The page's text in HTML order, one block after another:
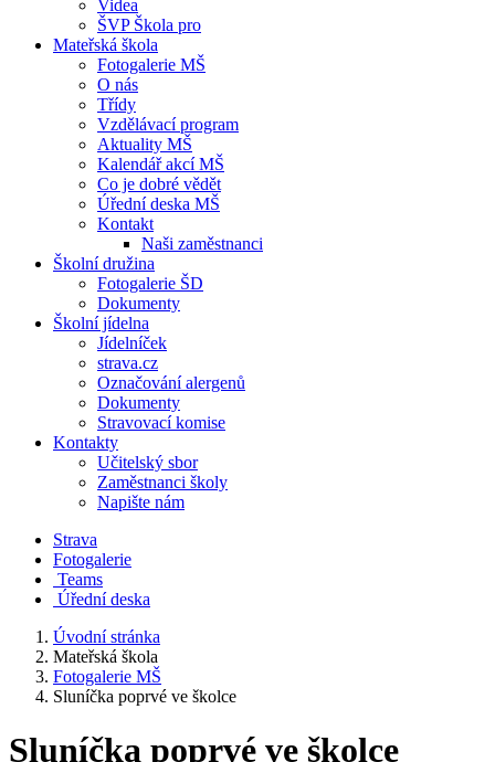
Videa
ŠVP Škola pro
Mateřská škola
Fotogalerie MŠ
O nás
Třídy
Vzdělávací program
Aktuality MŠ
Kalendář akcí MŠ
Co je dobré vědět
Úřední deska MŠ
Kontakt
Naši zaměstnanci
Školní družina
Fotogalerie ŠD
Dokumenty
Školní jídelna
Jídelníček
strava.cz
Označování alergenů
Dokumenty
Stravovací komise
Kontakty
Učitelský sbor
Zaměstnanci školy
Napište nám
Strava
Fotogalerie
Teams
Úřední deska
Úvodní stránka
Mateřská škola
Fotogalerie MŠ
Sluníčka poprvé ve školce
Sluníčka poprvé ve školce